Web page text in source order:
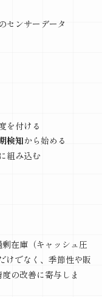
センサーデータ
を付ける
検知から始める
組み込む
在庫（キャッシュ圧
けでなく、季節性や販
の改善に寄与しま